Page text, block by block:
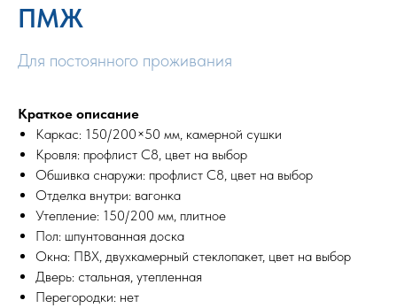
ПМЖ
Для постоянного проживания
Краткое описание
Каркас: 150/200×50 мм, камерной сушки
Кровля: профлист С8, цвет на выбор
Обшивка снаружи: профлист С8, цвет на выбор
Отделка внутри: вагонка
Утепление: 150/200 мм, плитное
Пол: шпунтованная доска
Окна: ПВХ, двухкамерный стеклопакет, цвет на выбор
Дверь: стальная, утепленная
Перегородки: нет